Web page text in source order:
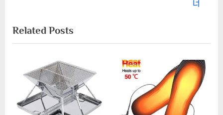
o
u
P
s
t
P
:
너
Related Posts